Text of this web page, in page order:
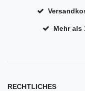
Mehr als
RECHTLICHES